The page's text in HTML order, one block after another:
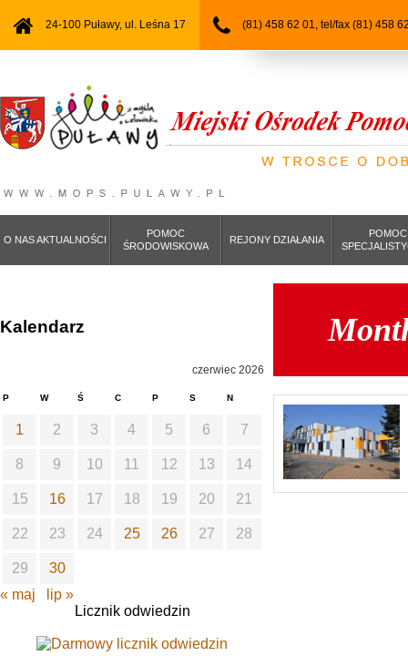
24-100 Puławy, ul. Leśna 17 (81) 458 62 01, tel/fax (81) 458
O NAS AKTUALNOŚCI
POMOC
ŚRODOWISKOWA
REJONY DZIAŁANIA
POMOC
Kalendarz
czerwiec 2026
P W Ś C P S N
1 2 3 4 5 6 7
8 9 10 11 12 13 14
15 16 17 18 19 20 21
22 23 24 25 26 27 28
29
30
« maj
lip »
Licznik odwiedzin